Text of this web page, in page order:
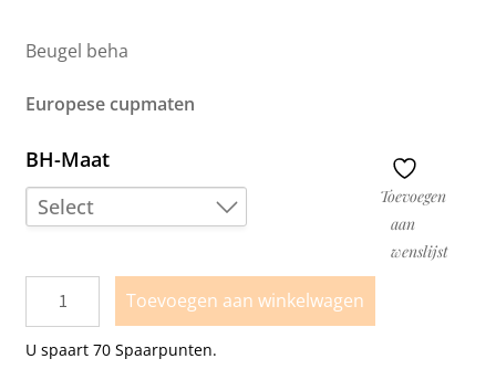
Beugel beha
Europese cupmaten
BH-Maat
Select
85C
85D
100D
Toevoegen aan winkelwagen
U spaart 70Spaarpunten.
Toevoegen
aan
wenslijst